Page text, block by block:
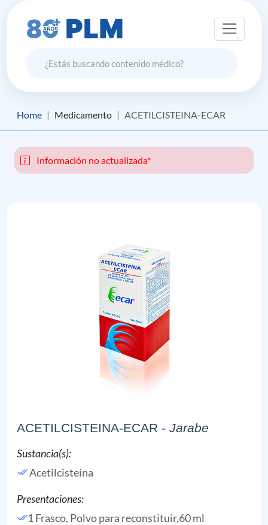
Home Medicamento ACETILCISTEINA-ECAR
Información no actualizada*
ACETILCISTEINA-ECAR - Jarabe
Sustancia(s):
Acetilcisteína
Presentaciones:
1 Frasco, Polvo para reconstituir,60 ml